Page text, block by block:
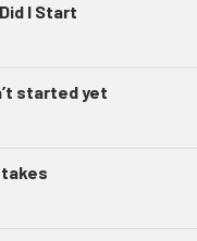
I Start
started yet